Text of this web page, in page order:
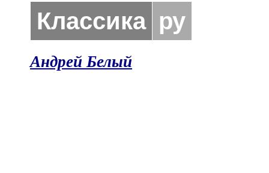
Классика ру
Андрей Белый